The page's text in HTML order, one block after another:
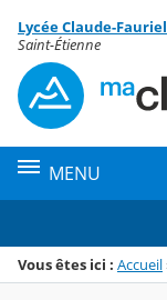
Menu de la
Contenu
Lycée Claude-Fauriel
Saint-Étienne
MENU
Vous êtes ici : Accueil